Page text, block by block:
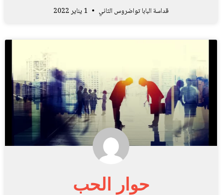
قداسة البابا تواضروس الثاني
حوار الحب